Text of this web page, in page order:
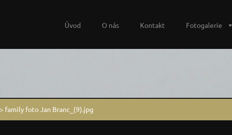
Úvod O nás Kontakt Fotogalerie
> family foto Jan Branc_(9).jpg